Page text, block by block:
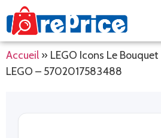
Accueil » LEGO Icons Le
LEGO – 5702017583488